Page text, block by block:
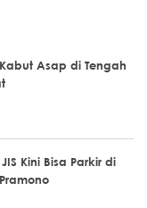
Asap di Tengah
Kini Bisa Parkir di